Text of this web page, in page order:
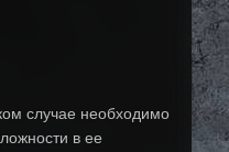
случае необходимо
в ее